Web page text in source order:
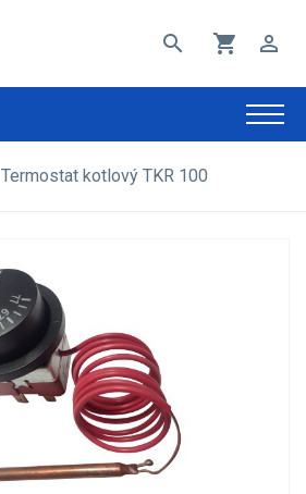
search shopping_cart perm_identity
Termostat kotlový TKR 100